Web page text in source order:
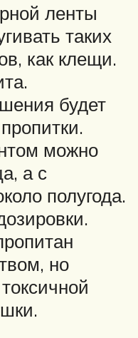
ленты
таких
как клещи.
будет
можно
а с
полугода.
но